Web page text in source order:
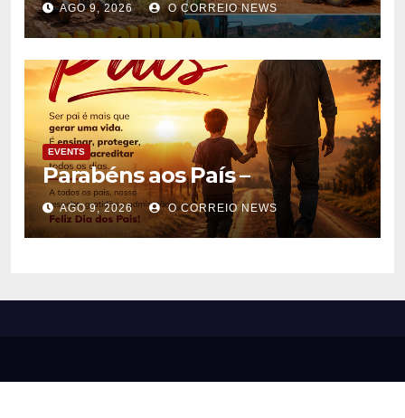
AGO 9, 2026 O CORREIO NEWS
EVENTS
Parabéns aos País –
AGO 9, 2026 O CORREIO NEWS